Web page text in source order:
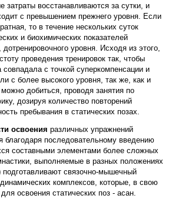
затраты восстанавливаются за сутки, и
с превышением прежнего уровня. Если
то в течение нескольких суток
и биохимических показателей
уровня. Исходя из этого,
проведения тренировок так, чтобы
с точкой суперкомпенсации и
с более высокого уровня, так же, как и
добиться, проводя занятия по
дозируя количество повторений
пребывания в статических позах.
освоения различных упражнений
благодаря последовательному введению
составными элементами более сложных
выполняемые в разных положениях
связочно-мышечный
комплексов, которые, в свою
освоения статических поз - асан.